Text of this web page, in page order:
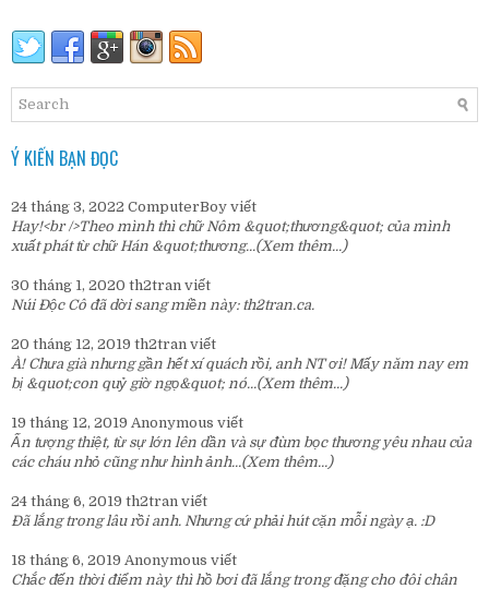
Ý KIẾN BẠN ĐỌC
24 tháng 3, 2022 ComputerBoy viết
Hay!<br />Theo mình thì chữ Nôm &quot;thương&quot; của mình
xuất phát từ chữ Hán &quot;thương...(Xem thêm...)
30 tháng 1, 2020 th2tran viết
Núi Độc Cô đã dời sang miền này: th2tran.ca.
20 tháng 12, 2019 th2tran viết
À! Chưa già nhưng gần hết xí quách rồi, anh NT ơi! Mấy năm nay em
bị &quot;con quỷ giờ ngọ&quot; nó...(Xem thêm...)
19 tháng 12, 2019 Anonymous viết
Ấn tượng thiệt, từ sự lớn lên dần và sự đùm bọc thương yêu nhau của
các cháu nhỏ cũng như hình ảnh...(Xem thêm...)
24 tháng 6, 2019 th2tran viết
Đã lắng trong lâu rồi anh. Nhưng cứ phải hút cặn mỗi ngày ạ. :D
18 tháng 6, 2019 Anonymous viết
Chắc đến thời điểm này thì hồ bơi đã lắng trong đặng cho đôi chân